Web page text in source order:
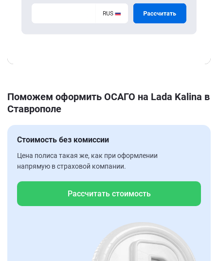
Поможем оформить ОСАГО на Lada Kalina в
Ставрополе
Стоимость без комиссии
Цена полиса такая же, как при оформлении
напрямую в страховой компании.
Рассчитать стоимость